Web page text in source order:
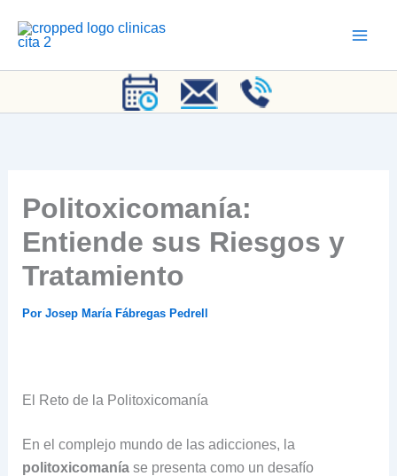
Politoxicomanía:
Entiende sus Riesgos y
Tratamiento
Por Josep María Fábregas Pedrell
El Reto de la Politoxicomanía
En el complejo mundo de las adicciones, la
politoxicomaníase presenta como un desafío